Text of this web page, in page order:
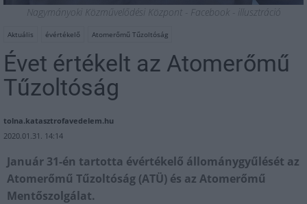
Nagymányoki Közművelődési Központ - Facebook - illusztráció
Aktuális évértékelő Atomerőmű Tűzoltóság
Évet értékelt az Atomerőmű
Tűzoltóság
tolna.katasztrofavedelem.hu
2020.01.31. 14:14
Január 31-én tartotta évértékelő állománygyűlését az
Atomerőmű Tűzoltóság (ATÜ) és az Atomerőmű
Mentőszolgálat.